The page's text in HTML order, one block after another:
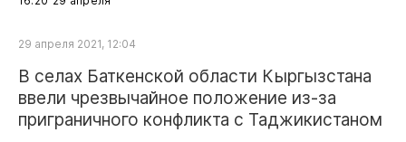
29 апреля 2021, 12:04
В селах Баткенской области Кыргызстана
ввели чрезвычайное положение из‑за
приграничного конфликта с Таджикистаном